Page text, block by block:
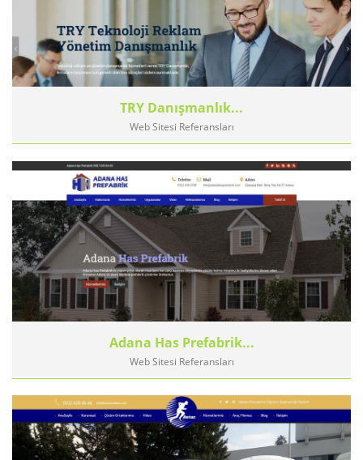
TRY Danışmanlık...
Web Sitesi Referansları
Adana Has Prefabrik...
Web Sitesi Referansları